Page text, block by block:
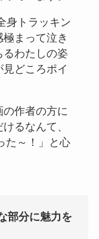
身トラッキン
まって泣き
るわたしの姿
どころポイ
の作者の方に
るなんて、
た～！」と心
部分に魅力を